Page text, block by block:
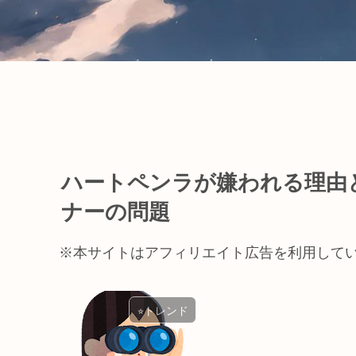
ハートペンラが嫌われる理
ナーの問題
※本サイトはアフィリエイト広告を利用して
⭐︎トレンド